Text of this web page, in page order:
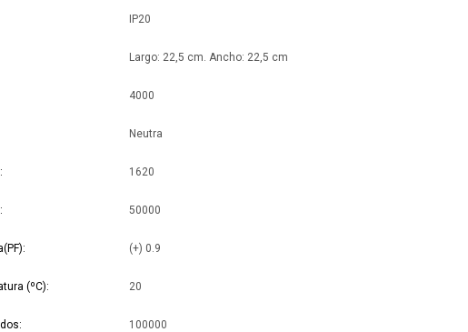
IP20
Largo: 22,5 cm. Ancho: 22,5 cm
4000
Neutra
1620
50000
(+) 0.9
(ºC) 20
100000